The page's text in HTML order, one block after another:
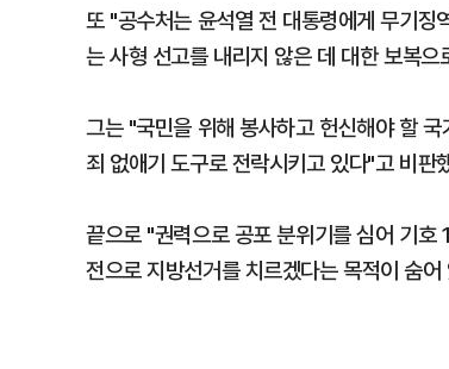
또 "공수처는 윤석열 전 대통령에게 무기
는 사형 선고를 내리지 않은 데 대한 보복
그는 "국민을 위해 봉사하고 헌신해야 할
죄 없애기 도구로 전락시키고 있다"고 비판
끝으로 "권력으로 공포 분위기를 심어 기호
전으로 지방선거를 치르겠다는 목적이 숨